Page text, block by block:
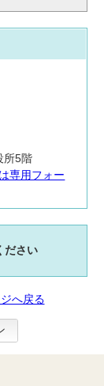
所5階
専用フォー
ださい
へ戻る